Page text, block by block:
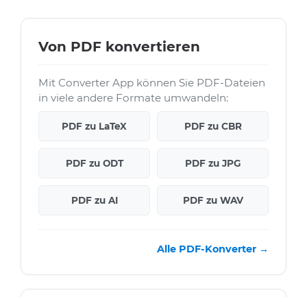
Von PDF konvertieren
Mit Converter App können Sie PDF-Dateien
in viele andere Formate umwandeln:
PDF zu LaTeX PDF zu CBR
PDF zu ODT PDF zu JPG
PDF zu AI PDF zu WAV
Alle PDF-Konverter →